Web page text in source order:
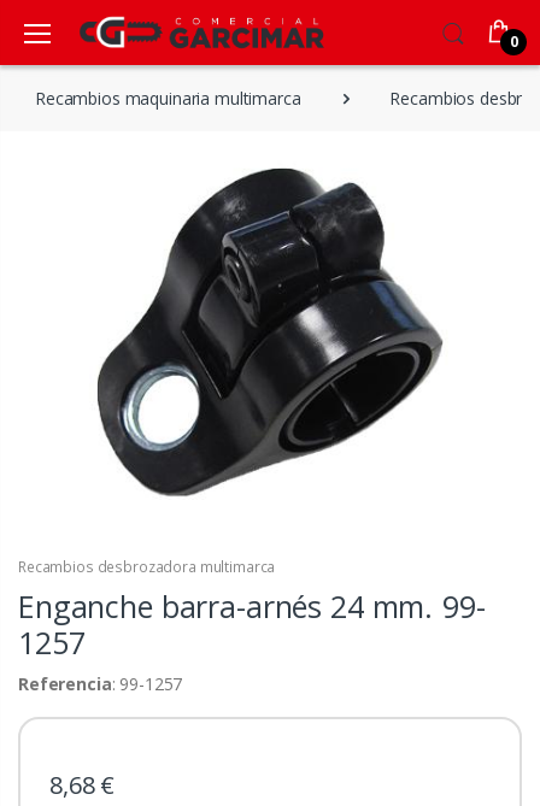
0
Recambios maquinaria multimarca Recambios
Recambios desbrozadora multimarca
Enganche barra-arnés 24 mm. 99-
1257
Referencia: 99-1257
8,68 €